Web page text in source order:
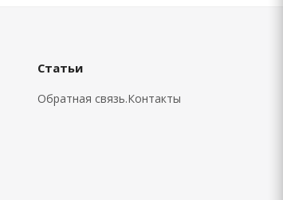
Статьи
Обратная связь.Контакты